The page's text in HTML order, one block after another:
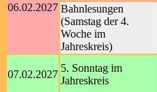
06.02.2027 Bahnlesungen
(Samstag der 4.
Woche im
Jahreskreis)
07.02.2027
5. Sonntag im
Jahreskreis